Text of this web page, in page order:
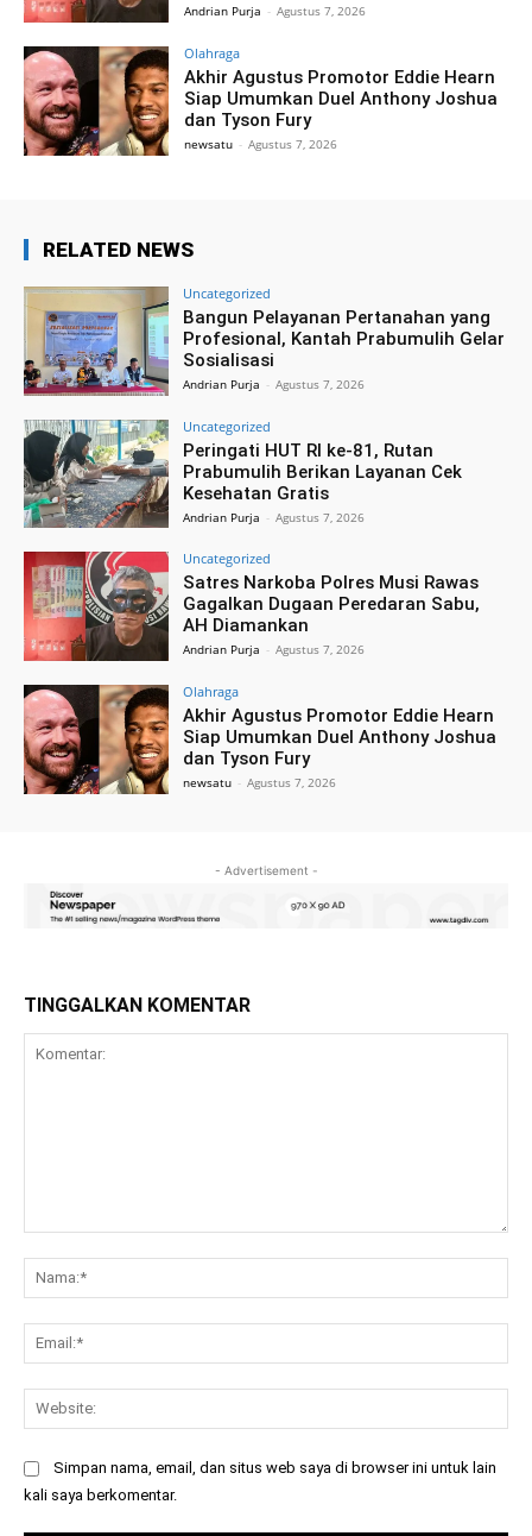
Andrian Purja - Agustus 7, 2026
Olahraga
Akhir Agustus Promotor Eddie Hearn
Siap Umumkan Duel Anthony Joshua
dan Tyson Fury
newsatu - Agustus 7, 2026
RELATED NEWS
Uncategorized
Bangun Pelayanan Pertanahan yang
Profesional, Kantah Prabumulih Gelar
Sosialisasi
Andrian Purja - Agustus 7, 2026
Uncategorized
Peringati HUT RI ke-81, Rutan
Prabumulih Berikan Layanan Cek
Kesehatan Gratis
Andrian Purja - Agustus 7, 2026
Uncategorized
Satres Narkoba Polres Musi Rawas
Gagalkan Dugaan Peredaran Sabu,
AH Diamankan
Andrian Purja - Agustus 7, 2026
Olahraga
Akhir Agustus Promotor Eddie Hearn
Siap Umumkan Duel Anthony Joshua
dan Tyson Fury
newsatu - Agustus 7, 2026
- Advertisement -
TINGGALKAN KOMENTAR
Simpan nama, email, dan situs web saya di browser ini untuk lain
kali saya berkomentar.